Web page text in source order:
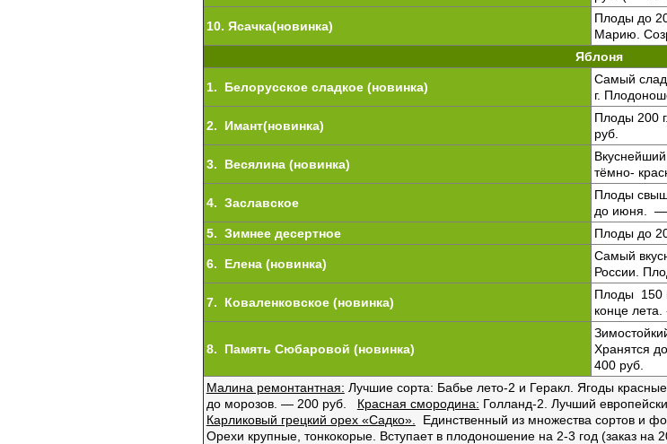
10. Ясачка(новинка)
Плоды до
Марию.
Яблоня
1. Белорусское сладкое (новинка)
Самый
г.
2. Имант(новинка)
Плоды 200
руб.
3. Весялина (новинка)
тёмно-
4. Заславское
Плоды
до июня. —
5. Зимнее десертное
Плоды до
6. Елена (новинка)
Самый
России.
7. Коваленковское (новинка)
Плоды 150
конце лета.
8. Память Сюбаровой (новинка)
Хранятся
400 руб.
Малина ремонтантная: Лучшие сорта: Бабье лето-2 и Геракл. Ягоды
до морозов. — 200 руб. Красная смородина: Голланд-2. Лучший
Карликовый грецкий орех «Садко».
Единственный из множества сортов и
Орехи крупные, тонкокорые. Вступает в плодоношение на 2-3 год (заказ на